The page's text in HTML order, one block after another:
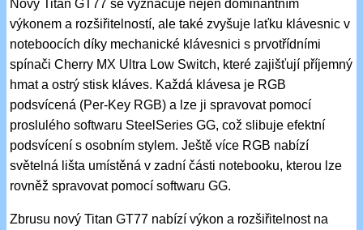
Nový Titan GT77 se vyznačuje nejen dominantním
výkonem a rozšiřitelností, ale také zvyšuje laťku klávesnic v
noteboocích díky mechanické klávesnici s prvotřídními
spínači Cherry MX Ultra Low Switch, které zajišťují příjemný
hmat a ostrý stisk kláves. Každá klávesa je RGB
podsvícená (Per-Key RGB) a lze ji spravovat pomocí
proslulého softwaru SteelSeries GG, což slibuje efektní
podsvícení s osobním stylem. Ještě více RGB nabízí
světelná lišta umístěná v zadní části notebooku, kterou lze
rovněž spravovat pomocí softwaru GG.
Zbrusu nový Titan GT77 nabízí výkon a rozšiřitelnost na